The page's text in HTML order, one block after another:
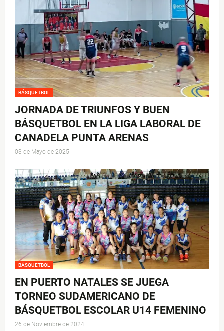
BÁSQUETBOL
JORNADA DE TRIUNFOS Y BUEN
BÁSQUETBOL EN LA LIGA LABORAL DE
CANADELA PUNTA ARENAS
03 de Mayo de 2025
BÁSQUETBOL
EN PUERTO NATALES SE JUEGA
TORNEO SUDAMERICANO DE
BÁSQUETBOL ESCOLAR U14 FEMENINO
26 de Noviembre de 2024